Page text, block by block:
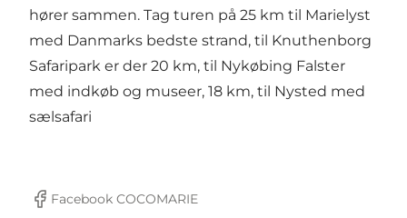
hører sammen. Tag turen på 25 km til Marielyst
med Danmarks bedste strand, til Knuthenborg
Safaripark er der 20 km, til Nykøbing Falster
med indkøb og museer, 18 km, til Nysted med
sælsafari
Facebook
Facebook COCOMARIE